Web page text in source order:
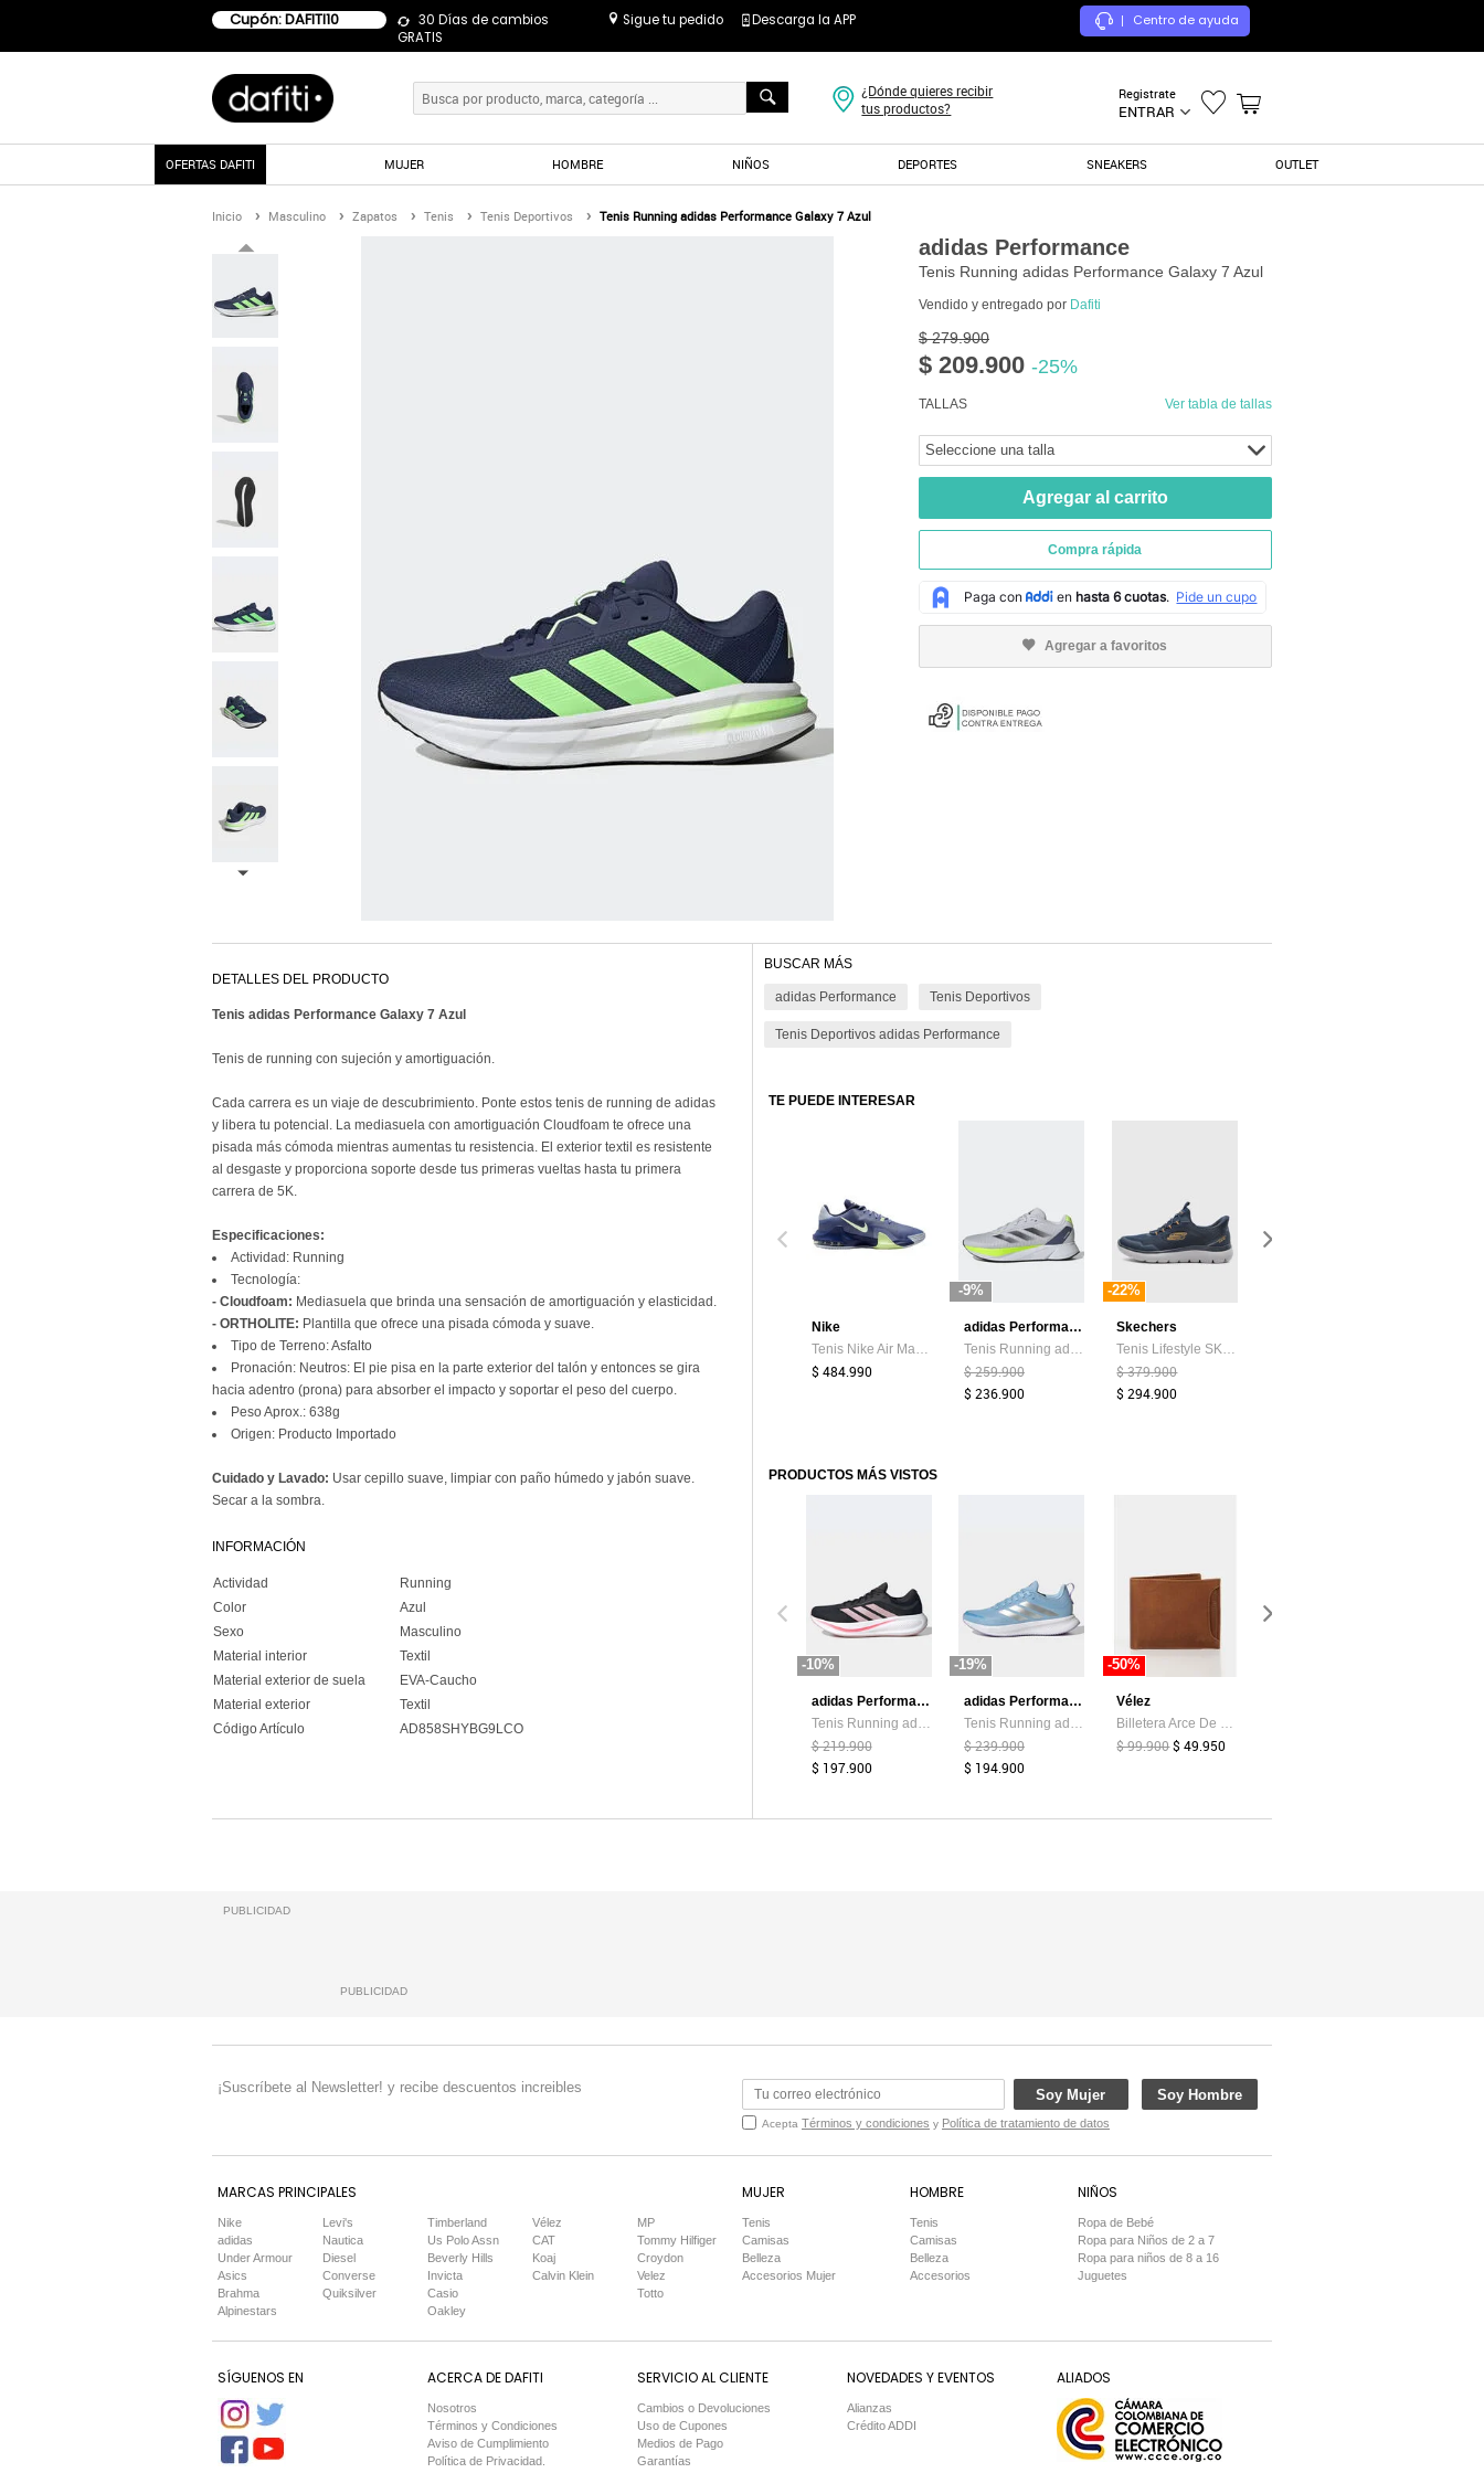
Cupón: DAFITI10
30 Días de cambios
GRATIS
Sigue tu pedido Descarga la APP | Centro de ayuda
Registrate
ENTRAR
¿Dónde quieres recibir
tus productos?
OFERTAS DAFITI MUJER HOMBRE NIÑOS DEPORTES SNEAKERS OUTLET
Inicio Masculino Zapatos Tenis Tenis Deportivos Tenis Running adidas Performance Galaxy 7 Azul
adidas Performance
Tenis Running adidas Performance Galaxy 7 Azul
Vendido y entregado por Dafiti
$ 279.900
$ 209.900 -25%
TALLAS Ver tabla de tallas
Seleccione una talla
Agregar al carrito
Compra rápida
Agregar a favoritos
DETALLES DEL PRODUCTO
Tenis adidas Performance Galaxy 7 Azul
Tenis de running con sujeción y amortiguación.
Cada carrera es un viaje de descubrimiento. Ponte estos tenis de running de adidas
y libera tu potencial. La mediasuela con amortiguación Cloudfoam te ofrece una
pisada más cómoda mientras aumentas tu resistencia. El exterior textil es resistente
al desgaste y proporciona soporte desde tus primeras vueltas hasta tu primera
carrera de 5K.
Especificaciones:
Actividad: Running
Tecnología:
- Cloudfoam: Mediasuela que brinda una sensación de amortiguación y elasticidad.
- ORTHOLITE: Plantilla que ofrece una pisada cómoda y suave.
Tipo de Terreno: Asfalto
Pronación: Neutros: El pie pisa en la parte exterior del talón y entonces se gira
hacia adentro (prona) para absorber el impacto y soportar el peso del cuerpo.
Peso Aprox.: 638g
Origen: Producto Importado
Cuidado y Lavado: Usar cepillo suave, limpiar con paño húmedo y jabón suave.
Secar a la sombra.
INFORMACIÓN
Actividad
Running
Color
Azul
Sexo
Masculino
Material interior
Textil
Material exterior de suela
EVA-Caucho
Material exterior
Textil
Código Artículo
AD858SHYBG9LCO
BUSCAR MÁS
adidas Performance Tenis Deportivos
Tenis Deportivos adidas Performance
TE PUEDE INTERESAR
Nike
$ 484.990
-9%
adidas Performance
$ 259.900
$ 236.900
-22%
Skechers
$ 379.900
$ 294.900
PRODUCTOS MÁS VISTOS
-10%
adidas Performance
$ 219.900
$ 197.900
-19%
adidas Performance
$ 239.900
$ 194.900
-50%
Vélez
$ 99.900$ 49.950
PUBLICIDAD
PUBLICIDAD
¡Suscríbete al Newsletter! y recibe descuentos increibles Soy Mujer Soy Hombre
Acepta Términos y condiciones y Política de tratamiento de datos
MARCAS PRINCIPALES
Nike
adidas
Under Armour
Asics
Brahma
Alpinestars
Levi's
Nautica
Diesel
Converse
Quiksilver
Timberland
Us Polo Assn
Beverly Hills
Invicta
Casio
Oakley
Vélez
CAT
Koaj
Calvin Klein
MP
Tommy Hilfiger
Croydon
Velez
Totto
MUJER
Tenis
Camisas
Belleza
Accesorios Mujer
HOMBRE
Tenis
Camisas
Belleza
Accesorios
NIÑOS
Ropa de Bebé
Ropa para Niños de 2 a 7
Ropa para niños de 8 a 16
Juguetes
SÍGUENOS EN ACERCA DE DAFITI
Nosotros
Términos y Condiciones
Aviso de Cumplimiento
Política de Privacidad.
SERVICIO AL CLIENTE
Cambios o Devoluciones
Uso de Cupones
Medios de Pago
Garantías
NOVEDADES Y EVENTOS
Alianzas
Crédito ADDI
ALIADOS